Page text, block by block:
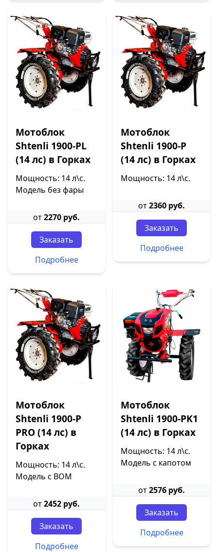
Мотоблок
Shtenli 1900-PL
(14 лс) в Горках
Мощность: 14 л\с.
Модель без фары
от2270 руб.
Заказать
Подробнее
Мотоблок
Shtenli 1900-P
(14 лс) в Горках
Мощность: 14 л\с.
от2360 руб.
Заказать
Подробнее
Мотоблок
Shtenli 1900-P
PRO (14 лс) в
Горках
Мощность: 14 л\с.
Модель с ВОМ
от2452 руб.
Заказать
Подробнее
Мотоблок
Shtenli 1900-PK1
(14 лс) в Горках
Мощность: 14 л\с.
Модель с капотом
от2576 руб.
Заказать
Подробнее